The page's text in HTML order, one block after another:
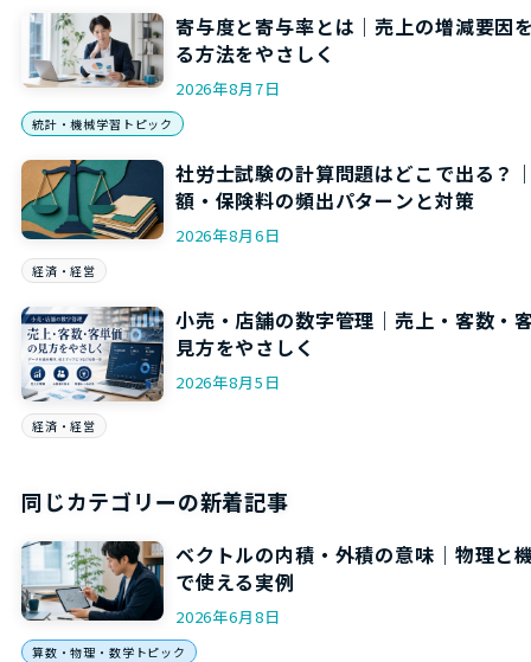
寄与度と寄与率とは｜売上の増減要因
る方法をやさしく
2026年8月7日
統計・機械学習トピック
社労士試験の計算問題はどこで出る？
額・保険料の頻出パターンと対策
2026年8月6日
経済・経営
小売・店舗の数字管理｜売上・客数・
見方をやさしく
2026年8月5日
経済・経営
同じカテゴリーの新着記事
ベクトルの内積・外積の意味｜物理と
で使える実例
2026年6月8日
算数・物理・数学トピック